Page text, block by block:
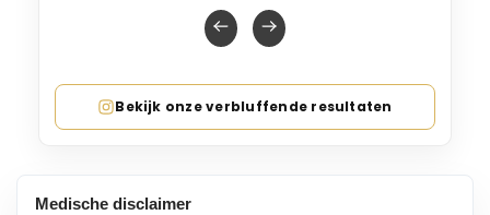
Bekijk onze verbluffende resultaten
Medische disclaimer